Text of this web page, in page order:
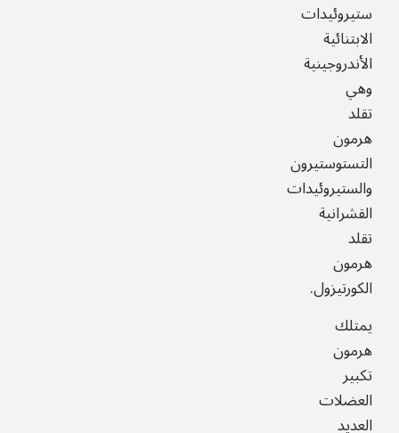
ستيروئيدات
الابتنائية
الأندروجينية
وهي
تقلد
هرمون
التستوستيرون
والستيروئيدات
القشرانية
تقلد
هرمون
الكورتيزول.
يمتلك
هرمون
تكبير
العضلات
العديد